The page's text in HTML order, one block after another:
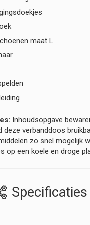
maat L
Inhoudsopgave
deze verbanddoos
zo snel mogelijk
op een koele en droge
Specificaties